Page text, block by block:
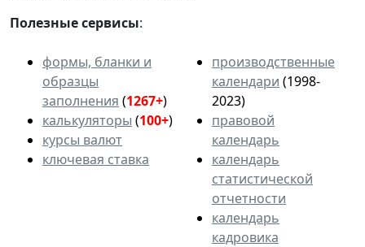
Полезные сервисы:
формы, бланки и
образцы
заполнения (1267+)
калькуляторы (100+)
курсы валют
ключевая ставка
производственные
календари (1998-
2023)
правовой
календарь
календарь
статистической
отчетности
календарь
кадровика